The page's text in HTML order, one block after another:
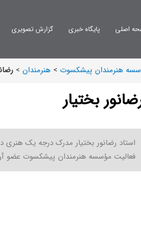
اصلی پایگاه خبری گزارش تصویری
هنرمندان پیشکسوت > هنرمندان >
بختیار
استاد رضانور بختیار مدرک درجه یک هنری
فعالیت مؤسسه هنرمندان پیشکسوت عضو